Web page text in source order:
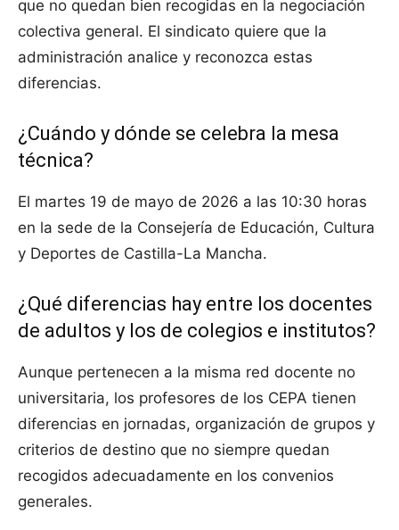
que no quedan bien recogidas en la negociación
colectiva general. El sindicato quiere que la
administración analice y reconozca estas
diferencias.
¿Cuándo y dónde se celebra la mesa
técnica?
El martes 19 de mayo de 2026 a las 10:30 horas
en la sede de la Consejería de Educación, Cultura
y Deportes de Castilla-La Mancha.
¿Qué diferencias hay entre los docentes
de adultos y los de colegios e institutos?
Aunque pertenecen a la misma red docente no
universitaria, los profesores de los CEPA tienen
diferencias en jornadas, organización de grupos y
criterios de destino que no siempre quedan
recogidos adecuadamente en los convenios
generales.